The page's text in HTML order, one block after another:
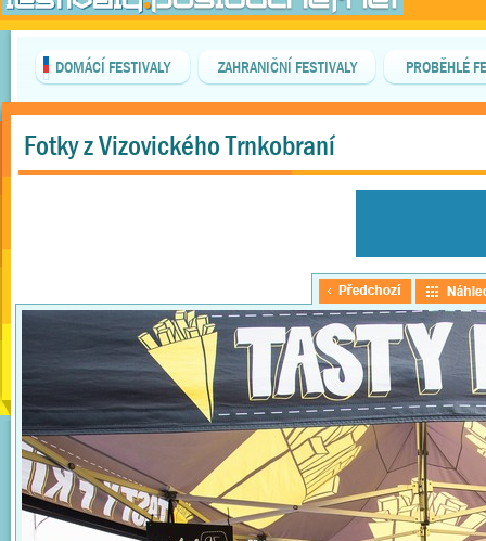
DOMÁCÍ FESTIVALY ZAHRANIČNÍ FESTIVALY PROBĚHLÉ
Fotky z Vizovického Trnkobraní